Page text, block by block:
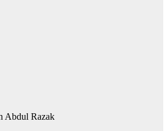
Abdul Razak